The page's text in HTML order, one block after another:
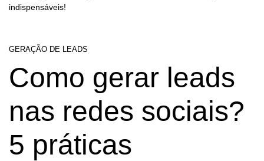
indispensáveis!
GERAÇÃO DE LEADS
Como gerar leads
nas redes sociais?
5 práticas